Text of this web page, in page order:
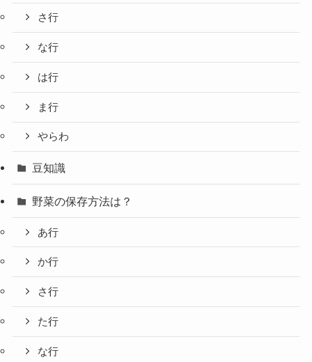
さ行
な行
は行
ま行
やらわ
豆知識
野菜の保存方法は？
あ行
か行
さ行
た行
な行